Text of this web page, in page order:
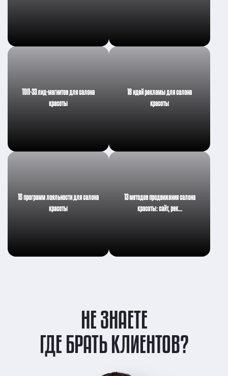
ТОП-33 лид-магнитов для салона
красоты
18 идей рекламы для салона
красоты
15 программ лояльности для салона
красоты
13 методов продвижения салона
красоты: сайт, рек…
ГДЕ БРАТЬ КЛИЕНТОВ?
НЕ ЗНАЕТЕ